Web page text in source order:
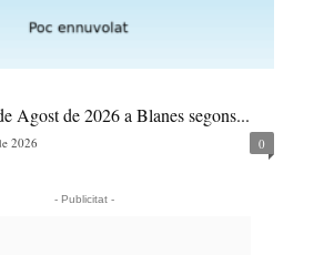
Agost de 2026 a Blanes segons...
2026 0
- Publicitat -